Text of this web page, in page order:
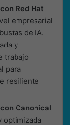
Red Hat
empresarial
de IA.
y
trabajo
para
resiliente
Canonical
optimizada